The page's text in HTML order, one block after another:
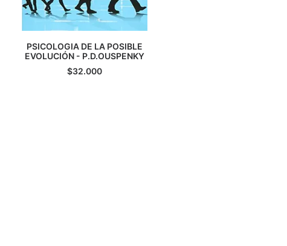
AGREGAR AL CARRITO
PSICOLOGIA DE LA POSIBLE
EVOLUCIÓN - P.D.OUSPENKY
$32.000